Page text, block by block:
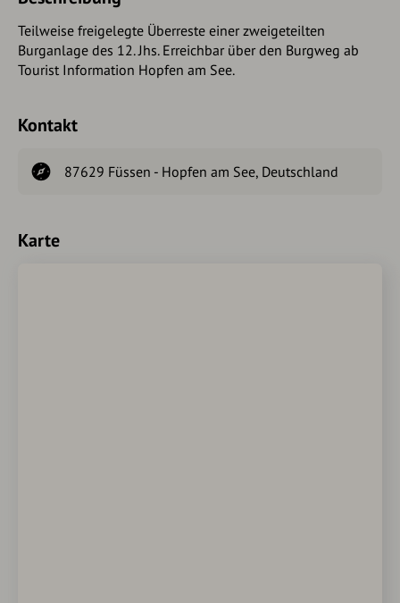
Teilweise freigelegte Überreste einer zweigeteilten
Burganlage des 12. Jhs. Erreichbar über den Burgweg ab
Tourist Information Hopfen am See.
Kontakt
87629 Füssen - Hopfen am See, Deutschland
Karte